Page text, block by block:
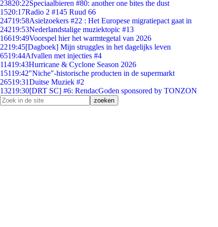
23820:22Speciaalbieren #80: another one bites the dust
1520:17Radio 2 #145 Ruud 66
24719:58Asielzoekers #22 : Het Europese migratiepact gaat in
24219:53Nederlandstalige muziektopic #13
16619:49Voorspel hier het warmtegetal van 2026
2219:45[Dagboek] Mijn struggles in het dagelijks leven
6519:44Afvallen met injecties #4
11419:43Hurricane & Cyclone Season 2026
15119:42"Niche"-historische producten in de supermarkt
26519:31Duitse Muziek #2
13219:30[DRT SC] #6: RendacGoden sponsored by TONZON